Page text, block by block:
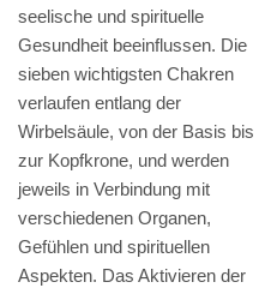
seelische und spirituelle
Gesundheit beeinflussen. Die
sieben wichtigsten Chakren
verlaufen entlang der
Wirbelsäule, von der Basis bis
zur Kopfkrone, und werden
jeweils in Verbindung mit
verschiedenen Organen,
Gefühlen und spirituellen
Aspekten. Das Aktivieren der